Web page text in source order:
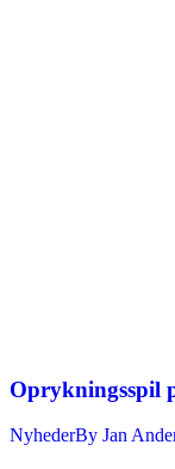
Oprykningsspil
NyhederBy Jan